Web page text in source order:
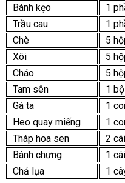
Bánh kẹo
1
Trầu cau
1
Chè
5
Xôi
5
Cháo
5
Tam sên
1 bộ
Gà ta
1
Heo quay miếng
1
Tháp hoa sen
2 cái
Bánh chưng
1 cái
Chả lụa
1